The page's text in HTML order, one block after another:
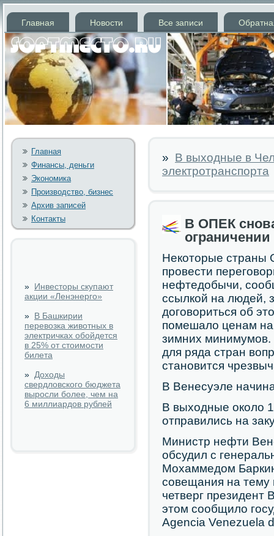
Главная Новости Все записи
Главная
Финансы, деньги
Экономика
Производство, бизнес
Архив записей
Контакты
» Инвесторы скупают
акции «Ленэнерго»
» В Башкирии
перевозка животных в
электричках обойдется
в 25% от стоимости
билета
» Доходы
свердловского бюджета
выросли более, чем на
6 миллиардов рублей
» В выходные в
электротранспорта
В ОПЕК
Некоторые страны
провести
нефтедобычи,
ссылкой на людей,
договориться об
помешало ценам
зимних минимумов.
для ряда стран
становится
В Венесуэле
В выходные около
отправились на
Министр нефти
обсудил с
Мохаммедом
совещания на тему
четверг
этом сообщило
Agencia Venezuela